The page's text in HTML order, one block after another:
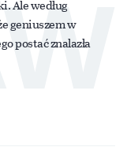
Ale według
geniuszem w
postać znalazła